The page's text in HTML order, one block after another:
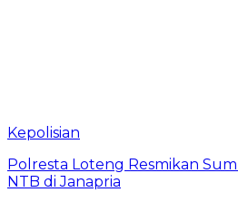
Kepolisian
Polresta Loteng Resmikan
NTB di Janapria